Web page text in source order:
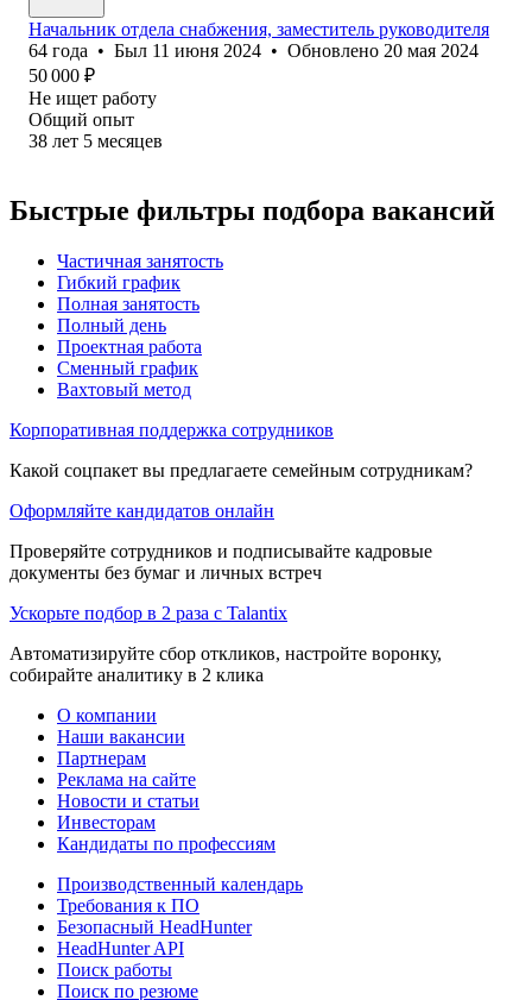
Начальник отдела снабжения, заместитель руководителя
64 года • Был 11 июня 2024 • Обновлено 20 мая 2024
50 000 ₽
Не ищет работу
Общий опыт
38 лет 5 месяцев
Быстрые фильтры подбора вакансий
Частичная занятость
Гибкий график
Полная занятость
Полный день
Проектная работа
Сменный график
Вахтовый метод
Корпоративная поддержка сотрудников
Какой соцпакет вы предлагаете семейным сотрудникам?
Оформляйте кандидатов онлайн
Проверяйте сотрудников и подписывайте кадровые
документы без бумаг и личных встреч
Ускорьте подбор в 2 раза с Talantix
Автоматизируйте сбор откликов, настройте воронку,
собирайте аналитику в 2 клика
О компании
Наши вакансии
Партнерам
Реклама на сайте
Новости и статьи
Инвесторам
Кандидаты по профессиям
Производственный календарь
Требования к ПО
Безопасный HeadHunter
HeadHunter API
Поиск работы
Поиск по резюме